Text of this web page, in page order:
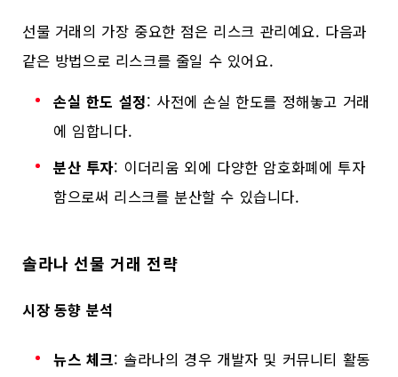
선물 거래의 가장 중요한 점은 리스크 관리예요. 다음과
같은 방법으로 리스크를 줄일 수 있어요.
손실 한도 설정: 사전에 손실 한도를 정해놓고 거래
에 임합니다.
분산 투자: 이더리움 외에 다양한 암호화폐에 투자
함으로써 리스크를 분산할 수 있습니다.
솔라나 선물 거래 전략
시장 동향 분석
뉴스 체크: 솔라나의 경우 개발자 및 커뮤니티 활동